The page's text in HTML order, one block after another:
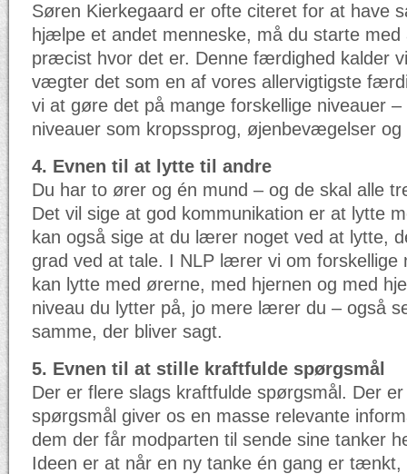
Søren Kierkegaard er ofte citeret for at have
hjælpe et andet menneske, må du starte
præcist hvor det er. Denne færdighed kalder
vægter det som en af vores allervigtigste
vi at gøre det på mange forskellige niveauer
niveauer som kropssprog, øjenbevægelser
4. Evnen til at lytte til andre
Du har to ører og én mund – og de skal alle
Det vil sige at god kommunikation er at lytte
kan også sige at du lærer noget ved at lytte,
grad ved at tale. I NLP lærer vi om forskellige
kan lytte med ørerne, med hjernen og med
niveau du lytter på, jo mere lærer du – også
samme, der bliver sagt.
5. Evnen til at stille kraftfulde spørgsmål
Der er flere slags kraftfulde spørgsmål. Der
spørgsmål giver os en masse relevante
dem der får modparten til sende sine tanker
Ideen er at når en ny tanke én gang er